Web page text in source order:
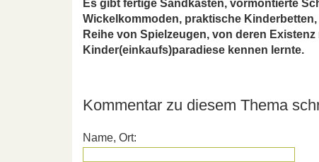
Es gibt fertige Sandkästen, vormontierte
Wickelkommoden, praktische
Reihe von Spielzeugen, von deren
Kinder(einkaufs)paradiese kennen lernte.
Kommentar zu diesem Thema
Name, Ort: